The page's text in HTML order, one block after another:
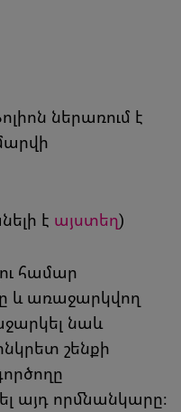
ներառում է
է այստեղ)
համար
և առաջարկվող
նաև
շենքի
այդ որմնանկարը։